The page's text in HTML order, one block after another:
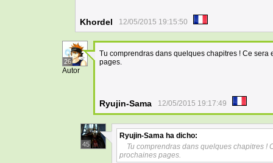
Khordel 12/05/2015 19:15:50
26
Autor
Tu comprendras dans quelques chapitres ! Ce sera
pages.
Ryujin-Sama 12/05/2015 19:17:49
45
Ryujin-Sama ha dicho:
Tu comprendras dans quelques chapitres !
prochaines pages.